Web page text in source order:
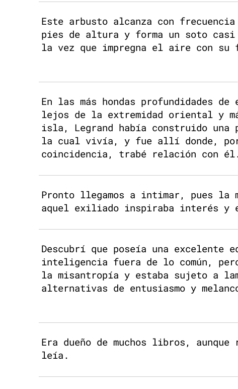
Este arbusto alcanza con
pies de altura y forma un soto casi
la vez que impregna el aire con su
En las más hondas profundidades
lejos de la extremidad oriental y
isla, Legrand había construido una
la cual vivía, y fue allí donde, por
coincidencia, trabé relación con
Pronto llegamos a intimar, pues la
aquel exiliado inspiraba interés y
Descubrí que poseía una excelente
inteligencia fuera de lo común,
la misantropía y estaba sujeto a
alternativas de entusiasmo y
Era dueño de muchos libros,
leía.